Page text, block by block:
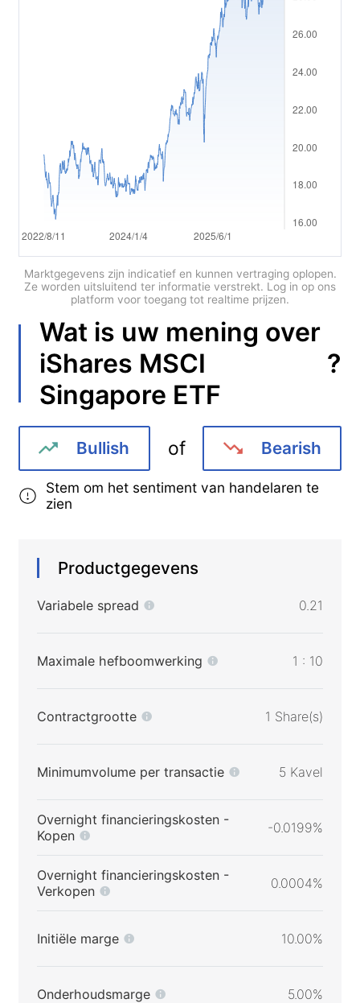
Tiếng việt
Bahasa Indonesia
Bahasa Melayu
Marktgegevens zijn indicatief en kunnen vertraging oplopen.
Ze worden uitsluitend ter informatie verstrekt. Log in op ons
platform voor toegang tot realtime prijzen.
Wat is uw mening over
iShares MSCI
Singapore ETF
?
Bullish of Bearish
Stem om het sentiment van handelaren te
zien
Productgegevens
Variabele spread 0.21
Maximale hefboomwerking 1 : 10
Contractgrootte 1 Share(s)
Minimumvolume per transactie 5 Kavel
Overnight financieringskosten -
Kopen
-0.0199%
Overnight financieringskosten -
Verkopen
0.0004%
Initiële marge 10.00%
Onderhoudsmarge 5.00%